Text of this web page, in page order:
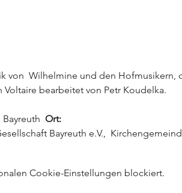
Wilhelmine und den Hofmusikern,
Voltaire bearbeitet von Petr Koudelka.
Ort:
Bayreuth e.V.,
Cookie-Einstellungen blockiert.